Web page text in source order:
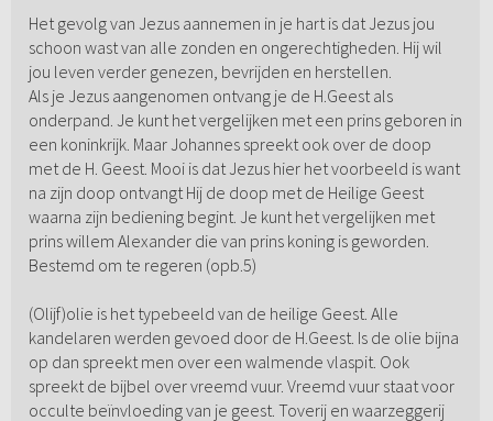
Het gevolg van Jezus aannemen in je hart is dat Jezus jou
schoon wast van alle zonden en ongerechtigheden. Hij wil
jou leven verder genezen, bevrijden en herstellen.
Als je Jezus aangenomen ontvang je de H.Geest als
onderpand. Je kunt het vergelijken met een prins geboren in
een koninkrijk. Maar Johannes spreekt ook over de doop
met de H. Geest. Mooi is dat Jezus hier het voorbeeld is want
na zijn doop ontvangt Hij de doop met de Heilige Geest
waarna zijn bediening begint. Je kunt het vergelijken met
prins willem Alexander die van prins koning is geworden.
Bestemd om te regeren (opb.5)
(Olijf)olie is het typebeeld van de heilige Geest. Alle
kandelaren werden gevoed door de H.Geest. Is de olie bijna
op dan spreekt men over een walmende vlaspit. Ook
spreekt de bijbel over vreemd vuur. Vreemd vuur staat voor
occulte beïnvloeding van je geest. Toverij en waarzeggerij